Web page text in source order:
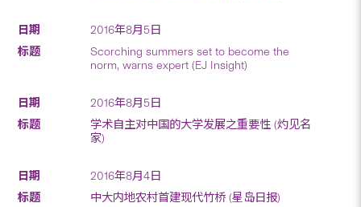
2016年8月5日
Scorching summers set to become the
norm, warns expert (EJ Insight)
2016年8月5日
学术自主对中国的大学发展之重要性 (灼见名
家)
2016年8月4日
中大内地农村首建现代竹桥 (星岛日报)